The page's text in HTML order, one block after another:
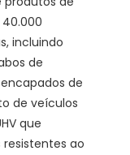
incluindo
de
de
de veículos
que
ao